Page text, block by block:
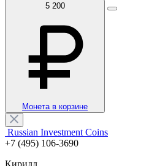
5 200
Монета в корзине
Russian Investment Coins
+7 (495) 106-3690
Кирилл